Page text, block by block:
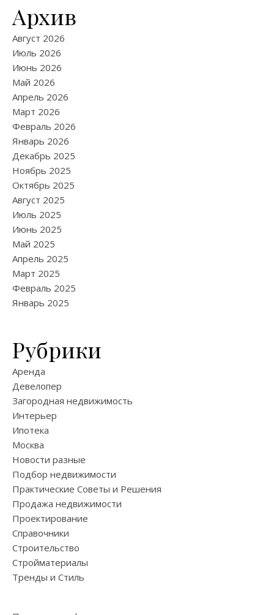
Архив
Август 2026
Июль 2026
Июнь 2026
Май 2026
Апрель 2026
Март 2026
Февраль 2026
Январь 2026
Декабрь 2025
Ноябрь 2025
Октябрь 2025
Август 2025
Июль 2025
Июнь 2025
Май 2025
Апрель 2025
Март 2025
Февраль 2025
Январь 2025
Рубрики
Аренда
Девелопер
Загородная недвижимость
Интерьер
Ипотека
Москва
Новости разные
Подбор недвижимости
Практические Советы и Решения
Продажа недвижимости
Проектирование
Справочники
Строительство
Стройматериалы
Тренды и Стиль